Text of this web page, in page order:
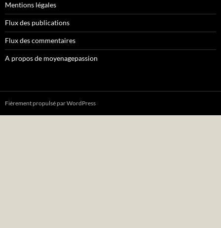
Mentions légales
Flux des publications
Flux des commentaires
A propos de moyenagepassion
Fièrement propulsé par WordPress